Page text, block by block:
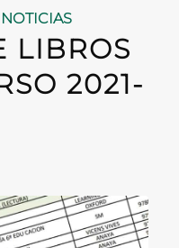
NOTICIAS
LIBROS
2021-